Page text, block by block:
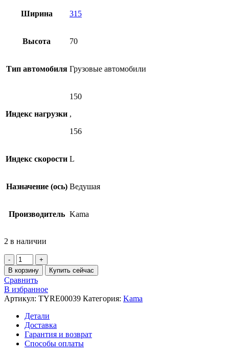
Ширина 315
Высота 70
Тип автомобиля Грузовые автомобили
Индекс нагрузки
150
,
156
Индекс скорости L
Назначение (ось) Ведушая
Производитель Kama
2 в наличии
Количество
товара
КАМА
PRO
NR
203
315/70
R22.5
В корзину Купить сейчас
Сравнить
В избранное
Артикул: TYRE00039 Категория: Kama
Детали
Доставка
Гарантия и возврат
Способы оплаты